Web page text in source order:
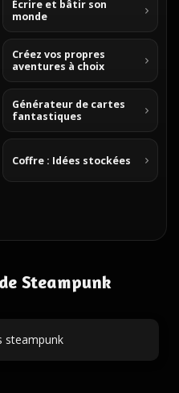
Écrire et bâtir son
monde
Créez vos propres
aventures à choix
Générateur de cartes
fantastiques
Coffre : Idées stockées
Steampunk
steampunk